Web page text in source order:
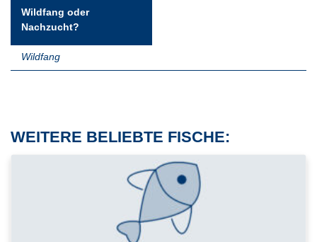
Wildfang oder
Nachzucht?
Wildfang
WEITERE BELIEBTE FISCHE: